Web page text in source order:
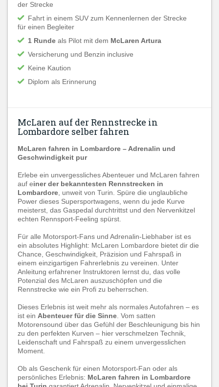
der Strecke
Fahrt in einem SUV zum Kennenlernen der Strecke
für einen Begleiter
1 Runde als Pilot mit dem McLaren Artura
Versicherung und Benzin inclusive
Keine Kaution
Diplom als Erinnerung
McLaren auf der Rennstrecke in
Lombardore selber fahren
McLaren fahren in Lombardore – Adrenalin und
Geschwindigkeit pur
Erlebe ein unvergessliches Abenteuer und McLaren fahren
auf einer der bekanntesten Rennstrecken in
Lombardore , unweit von Turin. Spüre die unglaubliche
Power dieses Supersportwagens, wenn du jede Kurve
meisterst, das Gaspedal durchtrittst und den Nervenkitzel
echten Rennsport-Feeling spürst.
Für alle Motorsport-Fans und Adrenalin-Liebhaber ist es
ein absolutes Highlight: McLaren Lombardore bietet dir die
Chance, Geschwindigkeit, Präzision und Fahrspaß in
einem einzigartigen Fahrerlebnis zu vereinen. Unter
Anleitung erfahrener Instruktoren lernst du, das volle
Potenzial des McLaren auszuschöpfen und die
Rennstrecke wie ein Profi zu beherrschen.
Dieses Erlebnis ist weit mehr als normales Autofahren – es
ist ein Abenteuer für die Sinne . Vom satten
Motorensound über das Gefühl der Beschleunigung bis hin
zu den perfekten Kurven – hier verschmelzen Technik,
Leidenschaft und Fahrspaß zu einem unvergesslichen
Moment.
Ob als Geschenk für einen Motorsport-Fan oder als
persönliches Erlebnis: McLaren fahren in Lombardore